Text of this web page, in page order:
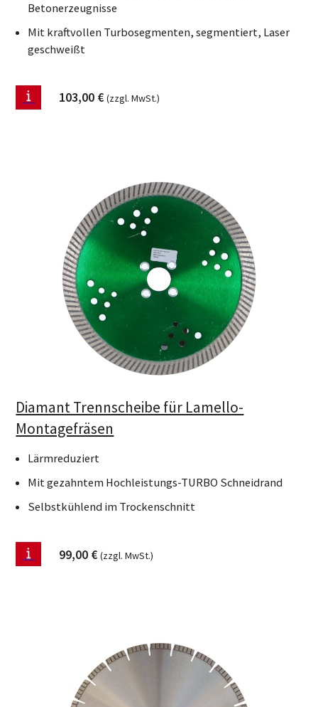
Betonerzeugnisse
Mit kraftvollen Turbosegmenten, segmentiert, Laser
geschweißt
103,00 € (zzgl. MwSt.)
Diamant Trennscheibe für Lamello-
Montagefräsen
Lärmreduziert
Mit gezahntem Hochleistungs-TURBO Schneidrand
Selbstkühlend im Trockenschnitt
99,00 € (zzgl. MwSt.)